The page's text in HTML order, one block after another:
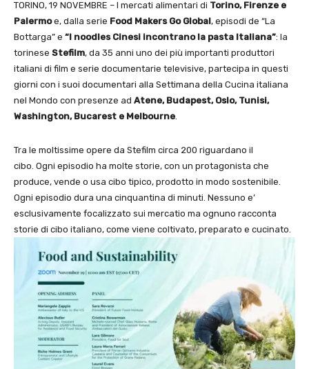
TORINO, 19 NOVEMBRE – I mercati alimentari di Torino, Firenze e
Palermoe, dalla serie Food Makers Go Global, episodi de “La
Bottarga” e “I noodles Cinesi incontrano la pasta Italiana”: la
torinese Stefilm, da 35 anni uno dei più importanti produttori
italiani di film e serie documentarie televisive, partecipa in questi
giorni con i suoi documentari alla Settimana della Cucina italiana
nel Mondo con presenze ad Atene, Budapest, Oslo, Tunisi,
Washington, Bucarest e Melbourne.
Tra le moltissime opere da Stefilm circa 200 riguardano il
cibo. Ogni episodio ha molte storie, con un protagonista che
produce, vende o usa cibo tipico, prodotto in modo sostenibile.
Ogni episodio dura una cinquantina di minuti. Nessuno e’
esclusivamente focalizzato sui mercatio ma ognuno racconta
storie di cibo italiano, come viene coltivato, preparato e cucinato.